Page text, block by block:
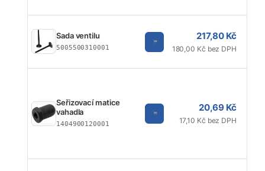
Sada ventilu
5005500310001
217,80 Kč
180,00 Kč bez DPH
Seřizovací matice
vahadla
1404900120001
20,69 Kč
17,10 Kč bez DPH